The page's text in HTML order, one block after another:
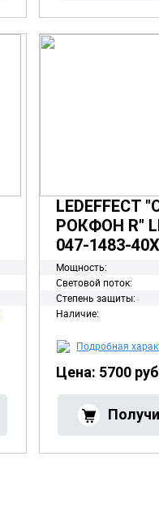
LEDEFFECT
РОКФОН R"
047-1483-
Мощность:
Световой поток:
Степень защиты:
Наличие:
Подробная
Цена: 5700